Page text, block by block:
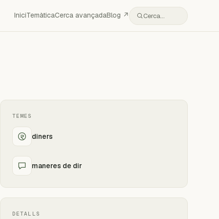
IniciTemàticaCerca avançadaBlog ↗ Cerca…
TEMES
diners
maneres de dir
DETALLS